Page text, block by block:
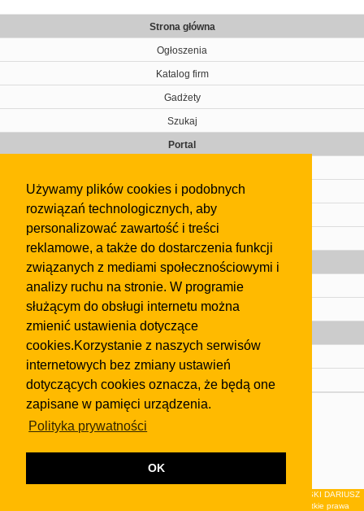
Używamy plików cookies i podobnych
rozwiązań technologicznych, aby
personalizować zawartość i treści
reklamowe, a także do dostarczenia funkcji
związanych z mediami społecznościowymi i
analizy ruchu na stronie. W programie
służącym do obsługi internetu można
zmienić ustawienia dotyczące
cookies.Korzystanie z naszych serwisów
internetowych bez zmiany ustawień
dotyczących cookies oznacza, że będą one
zapisane w pamięci urządzenia.
Polityka prywatności
OK
Strona główna
Ogłoszenia
Katalog firm
Gadżety
Szukaj
Portal
Kontakt
Regulamin
Gazeta
Olkusz
Kontakt
Strefa dla biznesu
Biura nieruchomości
Dealerzy i autokomisy
Skontaktuj się z nami
regulaminuiPolityki Prywatności.
Klauzula FB
© 2026Wydawnictwo NEON sp. z o.o. (dawniej: FIRMA NEON MAREK KLUCZEWSKI DARIUSZ
KRAWCZYK s.c.) z siedzibą w Olkuszu, ul.Żuradzka 15, 32-300 Olkusz . Wszystkie prawa